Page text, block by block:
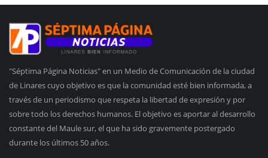
"Séptima Página Noticias" en un Medio de Comunicación de la ciudad
de Linares cuyo objetivo es que la comunidad esté bien informada, a
través de un periodismo que respeta la libertad de expresión y por
sobre todo los derechos humanos. El objetivo es aportar al desarrollo
constante del Maule sur, el que ha sido gravemente postergado
durante los últimos 50 años.